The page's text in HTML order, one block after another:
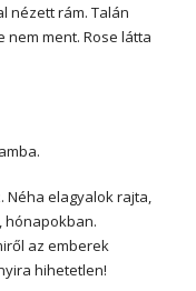
nézett rám. Talán
ment. Rose látta
Néha elagyalok rajta,
hónapokban.
az emberek
hihetetlen!